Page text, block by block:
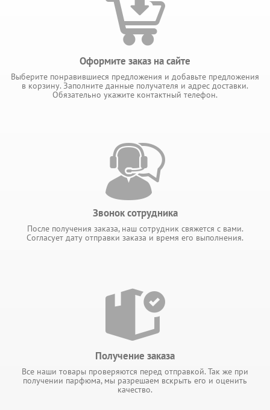
Оформите заказ на сайте
Выберите понравившиеся предложения и добавьте предложения
в корзину. Заполните данные получателя и адрес доставки.
Обязательно укажите контактный телефон.
Звонок сотрудника
После получения заказа, наш сотрудник свяжется с вами.
Согласует дату отправки заказа и время его выполнения.
Получение заказа
Все наши товары проверяются перед отправкой. Так же при
получении парфюма, мы разрешаем вскрыть его и оценить
качество.